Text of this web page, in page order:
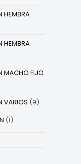
HEMBRA
HEMBRA
MACHO FIJO
VARIOS (9)
(1)